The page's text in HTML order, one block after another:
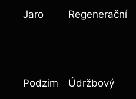
Jaro Regenerační
Podzim Údržbový